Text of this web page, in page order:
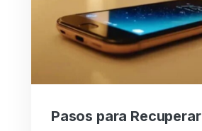
Pasos para Recuperar